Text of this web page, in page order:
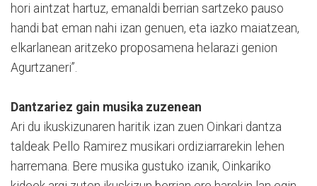
hori aintzat hartuz, emanaldi berrian sartzeko pauso
handi bat eman nahi izan genuen, eta iazko maiatzean,
elkarlanean aritzeko proposamena helarazi genion
Agurtzaneri”.
Dantzariez gain musika zuzenean
Ari du ikuskizunaren haritik izan zuen Oinkari dantza
taldeak Pello Ramirez musikari ordiziarrarekin lehen
harremana. Bere musika gustuko izanik, Oinkariko